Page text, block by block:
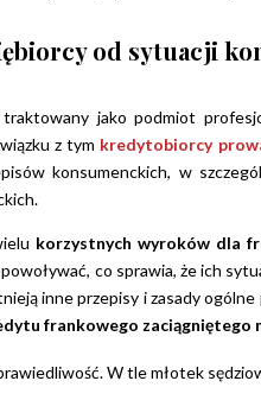
od sytuacji
jako podmiot
z tym kredytobiorcy
konsumenckich, w
korzystnych wyroków dla
co sprawia, że ich
inne przepisy i zasady
frankowego zaciągniętego